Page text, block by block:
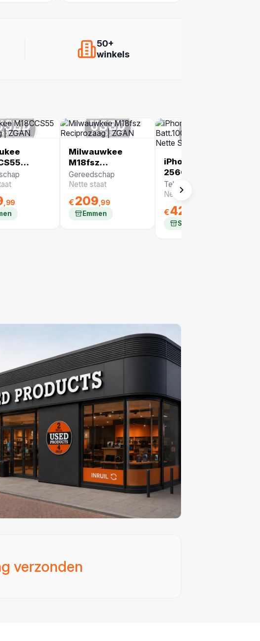
50+
winkels
|
,99
Milwauwkee
M18fsz
Reciprozaag |
ZGAN
Gereedschap
Nette staat
€209 ,99
Emmen
iPhone 16e
256GB Batt.100%
Wit (eSIM)| Nette
Staat
Telefoons
Nette staat
€424
Schiedam
verzonden